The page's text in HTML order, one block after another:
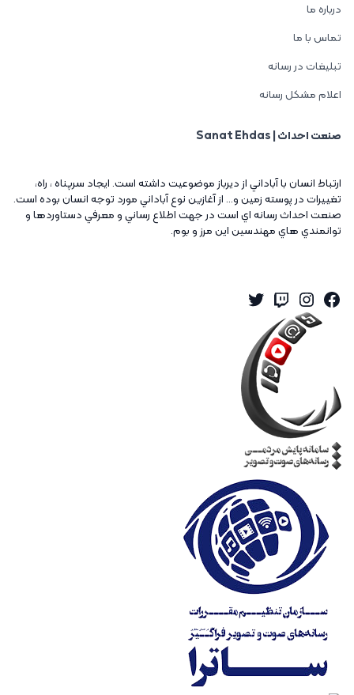
درباره ما
تماس با ما
تبلیغات در رسانه
اعلام مشکل رسانه
صنعت احداث | Sanat Ehdas
ارتباط انسان با آباداني از ديرباز موضوعيت داشته است. ايجاد سرپناه ، راه،
تغييرات در پوسته زمين و... از آغازين نوع آباداني مورد توجه انسان بوده است.
صنعت احداث رسانه اي است در جهت اطلاع رساني و معرفي دستاوردها و
توانمندي هاي مهندسين اين مرز و بوم.
Facebook
Instagram
Twitch
Twitter